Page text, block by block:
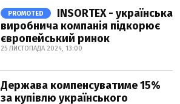
PROMOTED
INSORTEX - українська
виробнича компанія підкорює
європейський ринок
25 ЛИСТОПАДА 2024, 13:00
Держава компенсуватиме 15%
за купівлю українського